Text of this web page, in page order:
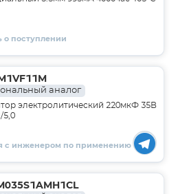
о поступлении
аналог
электролитический 220мкФ 35В
5,0
с инженером по применению